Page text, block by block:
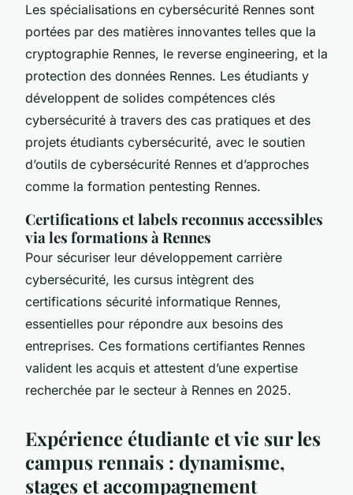
Les spécialisations en cybersécurité Rennes sont
portées par des matières innovantes telles que la
cryptographie Rennes, le reverse engineering, et la
protection des données Rennes. Les étudiants y
développent de solides compétences clés
cybersécurité à travers des cas pratiques et des
projets étudiants cybersécurité, avec le soutien
d’outils de cybersécurité Rennes et d’approches
comme la formation pentesting Rennes.
Certifications et labels reconnus accessibles
via les formations à Rennes
Pour sécuriser leur développement carrière
cybersécurité, les cursus intègrent des
certifications sécurité informatique Rennes,
essentielles pour répondre aux besoins des
entreprises. Ces formations certifiantes Rennes
valident les acquis et attestent d’une expertise
recherchée par le secteur à Rennes en 2025.
Expérience étudiante et vie sur les
campus rennais : dynamisme,
stages et accompagnement